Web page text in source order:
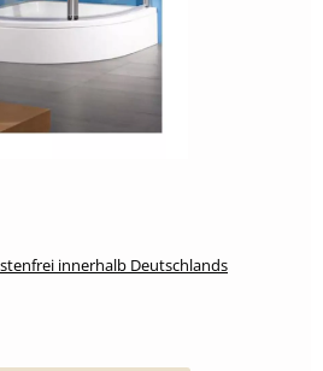
innerhalb Deutschlands
von 5 von 5 Sternen